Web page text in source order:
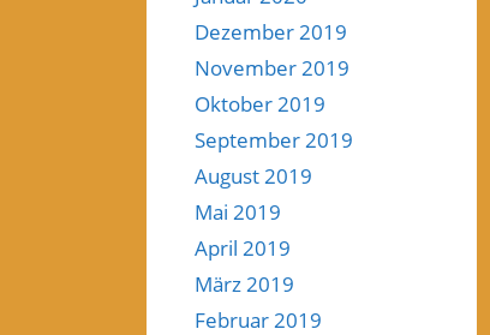
Dezember 2019
November 2019
Oktober 2019
September 2019
August 2019
Mai 2019
April 2019
März 2019
Februar 2019